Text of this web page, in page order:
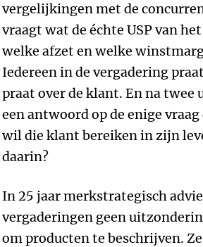
vergelijkingen met de
vraagt wat de échte USP van
welke afzet en welke
Iedereen in de vergadering
praat over de klant. En na twee
een antwoord op de enige
wil die klant bereiken in zijn
daarin?
In 25 jaar merkstrategisch
vergaderingen geen
om producten te beschrijven.